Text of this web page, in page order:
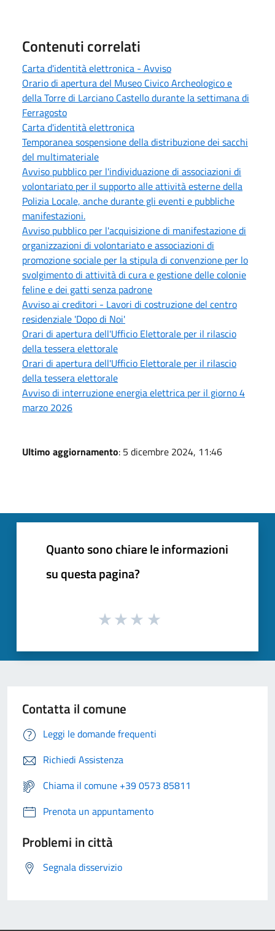
Contenuti correlati
Carta d'identità elettronica - Avviso
Orario di apertura del Museo Civico Archeologico e
della Torre di Larciano Castello durante la settimana di
Ferragosto
Carta d'identità elettronica
Temporanea sospensione della distribuzione dei sacchi
del multimateriale
Avviso pubblico per l'individuazione di associazioni di
volontariato per il supporto alle attività esterne della
Polizia Locale, anche durante gli eventi e pubbliche
manifestazioni.
Avviso pubblico per l'acquisizione di manifestazione di
organizzazioni di volontariato e associazioni di
promozione sociale per la stipula di convenzione per lo
svolgimento di attività di cura e gestione delle colonie
feline e dei gatti senza padrone
Avviso ai creditori - Lavori di costruzione del centro
residenziale 'Dopo di Noi'
Orari di apertura dell'Ufficio Elettorale per il rilascio
della tessera elettorale
Orari di apertura dell'Ufficio Elettorale per il rilascio
della tessera elettorale
Avviso di interruzione energia elettrica per il giorno 4
marzo 2026
Ultimo aggiornamento: 5 dicembre 2024, 11:46
Quanto sono chiare le informazioni
su questa pagina?
Contatta il comune
Leggi le domande frequenti
Richiedi Assistenza
Chiama il comune +39 0573 85811
Prenota un appuntamento
Problemi in città
Segnala disservizio